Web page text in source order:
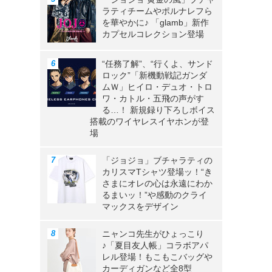
ラティチームやポルナレフら
を華やかに♪ 「glamb」新作
カプセルコレクション登場
“任務了解”、“行くよ、サンド
ロック”「新機動戦記ガンダ
ムＷ」ヒイロ・デュオ・トロ
ワ・カトル・五飛の声がす
る…！ 新規録り下ろしボイス
搭載のワイヤレスイヤホンが登
場
「ジョジョ」ブチャラティの
カリスマTシャツ登場ッ！“き
さまにオレの心は永遠にわか
るまいッ！”や感動のクライ
マックスをデザイン
ニャンコ先生がひょっこり
♪「夏目友人帳」コラボアパ
レル登場！もこもこバッグや
カーディガンなど全8型